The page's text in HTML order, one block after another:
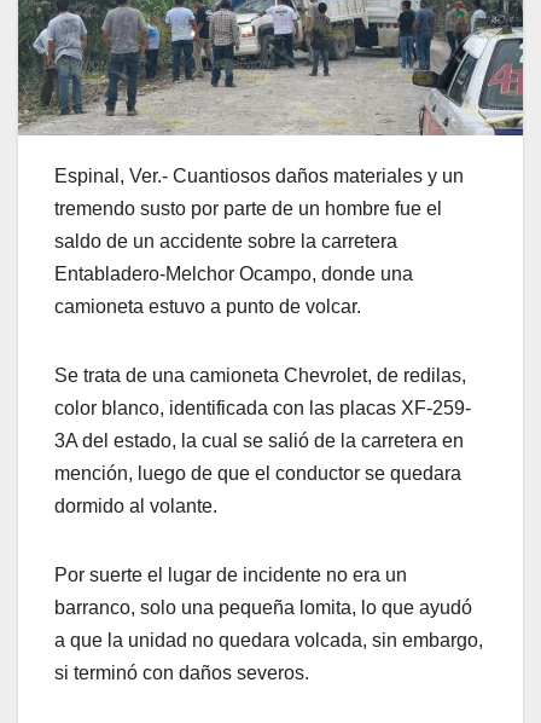
Espinal, Ver.- Cuantiosos daños materiales y un
tremendo susto por parte de un hombre fue el
saldo de un accidente sobre la carretera
Entabladero-Melchor Ocampo, donde una
camioneta estuvo a punto de volcar.
Se trata de una camioneta Chevrolet, de redilas,
color blanco, identificada con las placas XF-259-
3A del estado, la cual se salió de la carretera en
mención, luego de que el conductor se quedara
dormido al volante.
Por suerte el lugar de incidente no era un
barranco, solo una pequeña lomita, lo que ayudó
a que la unidad no quedara volcada, sin embargo,
si terminó con daños severos.